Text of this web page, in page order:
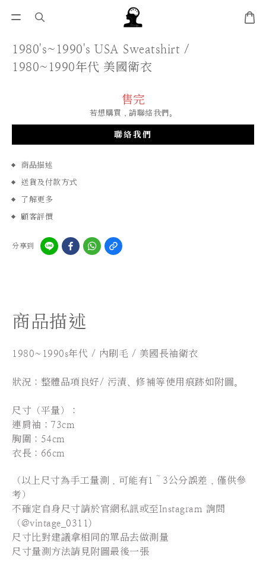
1980's~1990's USA Sweatshirt /
1980~1990年代 美國衛衣
售完
若想購買，請聯絡我們。
聯絡我們
商品描述
送貨及付款方式
了解更多
顧客評價
分享到
商品描述
1980~1990s年代 / 內刷毛 / 美國長袖衛衣
狀況：整體品項良好/ 污漬、修補等使用痕跡如附圖。
尺寸（平量）：
連肩袖：73cm
胸圍：54cm
衣長：66cm
（以上尺寸為手工量測，可能有1～3公分誤差，僅供參
考）
不確定自身尺寸請於官網私訊或至Instagram 詢問
（@vintage_0311)
尺寸比對建議拿相同的單品去做測量
尺寸量測方法請見附圖最後一張